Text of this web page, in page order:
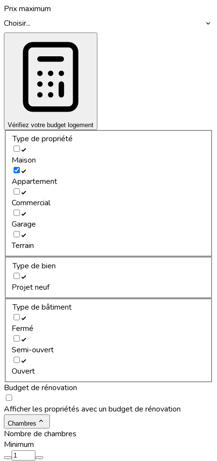
Prix maximum
Choisir...
Vérifiez votre budget logement
Type de propriété
Maison
Appartement
Commercial
Garage
Terrain
Type de bien
Projet neuf
Type de bâtiment
Fermé
Semi-ouvert
Ouvert
Budget de rénovation
Afficher les propriétés avec un budget de rénovation
Chambres
Nombre de chambres
Minimum